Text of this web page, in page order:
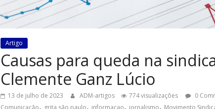
Artigo
Causas para queda na
Clemente Ganz Lúcio
13 de julho de 2023 ADM-artigos 774 visualizações 0
Comunicação, grita são paulo, informaçao, jornalismo, Movimento